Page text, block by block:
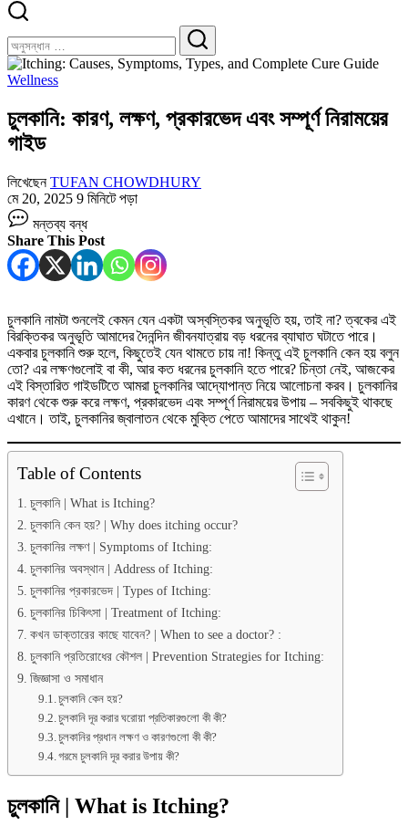
করুন
খুঁজুন
খুঁজুন
Wellness
চুলকানি: কারণ, লক্ষণ, প্রকারভেদ এবং সম্পূর্ণ নিরাময়ের
গাইড
লিখেছেনTUFAN CHOWDHURY
মে 20, 2025 9 মিনিটে পড়া
কারণ,
লক্ষণ,
প্রকারভেদ
এবং
নিরাময়ের
গাইড
তে
মন্তব্য বন্ধ
Share This Post
চুলকানি নামটা শুনলেই কেমন যেন একটা অস্বস্তিকর অনুভূতি হয়, তাই না? ত্বকের এই
বিরক্তিকর অনুভূতি আমাদের দৈনন্দিন জীবনযাত্রায় বড় ধরনের ব্যাঘাত ঘটাতে পারে।
একবার চুলকানি শুরু হলে, কিছুতেই যেন থামতে চায় না! কিন্তু এই চুলকানি কেন হয় বলুন
তো? এর লক্ষণগুলোই বা কী, আর কত ধরনের চুলকানি হতে পারে? চিন্তা নেই, আজকের
এই বিস্তারিত গাইডটিতে আমরা চুলকানির আদ্যোপান্ত নিয়ে আলোচনা করব। চুলকানির
কারণ থেকে শুরু করে লক্ষণ, প্রকারভেদ এবং সম্পূর্ণ নিরাময়ের উপায় – সবকিছুই থাকছে
এখানে। তাই, চুলকানির জ্বালাতন থেকে মুক্তি পেতে আমাদের সাথেই থাকুন!
Table of Contents
চুলকানি | What is Itching?
চুলকানি কেন হয়? | Why does itching occur?
চুলকানির লক্ষণ | Symptoms of Itching:
চুলকানির অবস্থান | Address of Itching:
চুলকানির প্রকারভেদ | Types of Itching:
চুলকানির চিকিৎসা | Treatment of Itching:
কখন ডাক্তারের কাছে যাবেন? | When to see a doctor? :
চুলকানি প্রতিরোধের কৌশল | Prevention Strategies for Itching:
জিজ্ঞাসা ও সমাধান
চুলকানি কেন হয়?
চুলকানি দূর করার ঘরোয়া প্রতিকারগুলো কী কী?
চুলকানির প্রধান লক্ষণ ও কারণগুলো কী কী?
গরমে চুলকানি দূর করার উপায় কী?
চুলকানি | What is Itching?